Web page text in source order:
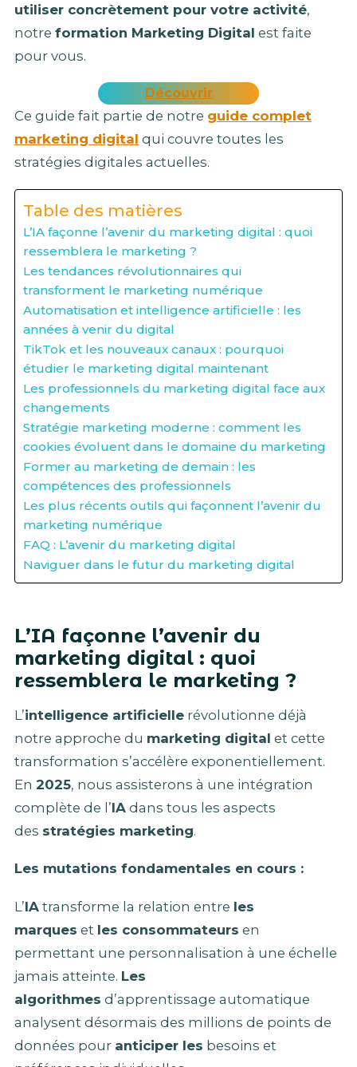
utiliser concrètement pour votre activité,
notre formation Marketing Digital est faite
pour vous.
Découvrir
Ce guide fait partie de notre guide complet
marketing digital qui couvre toutes les
stratégies digitales actuelles.
Table des matières
L’IA façonne l’avenir du marketing digital : quoi
ressemblera le marketing ?
Les tendances révolutionnaires qui
transforment le marketing numérique
Automatisation et intelligence artificielle : les
années à venir du digital
TikTok et les nouveaux canaux : pourquoi
étudier le marketing digital maintenant
Les professionnels du marketing digital face aux
changements
Stratégie marketing moderne : comment les
cookies évoluent dans le domaine du marketing
Former au marketing de demain : les
compétences des professionnels
Les plus récents outils qui façonnent l’avenir du
marketing numérique
FAQ : L’avenir du marketing digital
Naviguer dans le futur du marketing digital
L’IA façonne l’avenir du
marketing digital : quoi
ressemblera le marketing ?
L’intelligence artificielle révolutionne déjà
notre approche du marketing digital et cette
transformation s’accélère exponentiellement.
En 2025, nous assisterons à une intégration
complète de l’IA dans tous les aspects
des stratégies marketing.
Les mutations fondamentales en cours :
L’IA transforme la relation entre les
marques et les consommateurs en
permettant une personnalisation à une échelle
jamais atteinte. Les
algorithmes d’apprentissage automatique
analysent désormais des millions de points de
données pour anticiper les besoins et